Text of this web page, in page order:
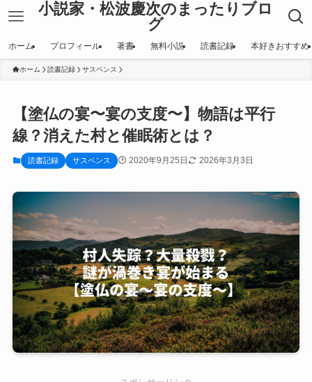
小説家・松波慶次のまったりブロ
グ
ホーム プロフィール 著書 無料小説 読書記録 本好きおすすめ
ホーム 読書記録 サスペンス
【塗仏の宴〜宴の支度〜】物語は平行
線？消えた村と催眠術とは？
読書記録 サスペンス 2020年9月25日 2026年3月3日